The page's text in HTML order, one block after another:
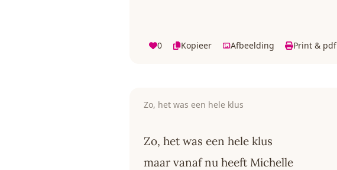
0 Kopieer Afbeelding Print & pdf
Zo, het was een hele klus
Zo, het was een hele klus
maar vanaf nu heeft Michelle